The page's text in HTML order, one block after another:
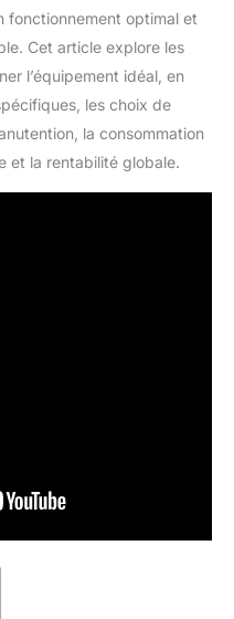
fonctionnement optimal et
Cet article explore les
l’équipement idéal, en
les choix de
la consommation
et la rentabilité globale.